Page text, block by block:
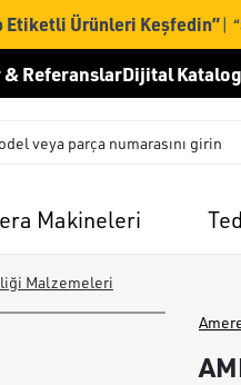
Etiketli Ürünleri Keşfedin”|
ReferanslarDijital
Makineleri
Malzemeleri